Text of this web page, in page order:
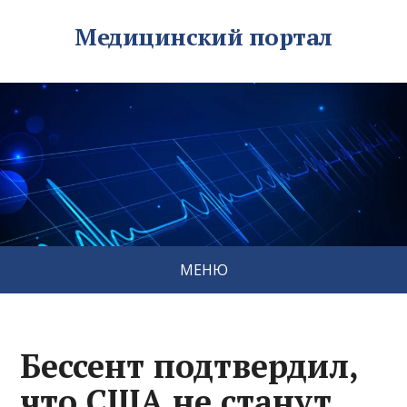
Медицинский портал
МЕНЮ
Бессент подтвердил,